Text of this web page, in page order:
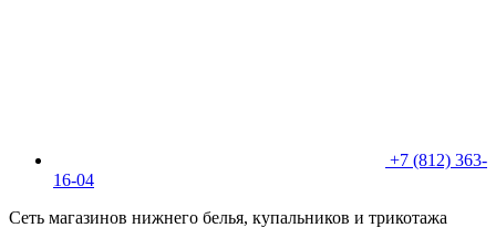
+7 (812) 363-
16-04
Сеть магазинов нижнего белья, купальников и трикотажа